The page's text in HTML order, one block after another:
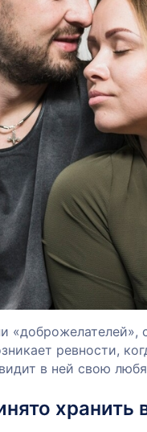
«доброжелателей»,
ревности,
в ней свою
хранить